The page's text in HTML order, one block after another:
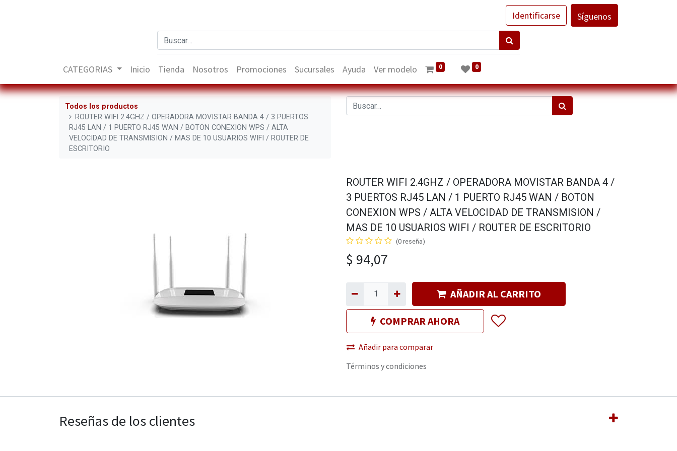
Identificarse Síguenos
CATEGORIAS Inicio Tienda Nosotros Promociones Sucursales Ayuda Ver modelo 0 0
Todos los productos
ROUTER WIFI 2.4GHZ / OPERADORA MOVISTAR BANDA 4 / 3 PUERTOS
RJ45 LAN / 1 PUERTO RJ45 WAN / BOTON CONEXION WPS / ALTA
VELOCIDAD DE TRANSMISION / MAS DE 10 USUARIOS WIFI / ROUTER DE
ESCRITORIO
ROUTER WIFI 2.4GHZ / OPERADORA MOVISTAR BANDA 4 /
3 PUERTOS RJ45 LAN / 1 PUERTO RJ45 WAN / BOTON
CONEXION WPS / ALTA VELOCIDAD DE TRANSMISION /
MAS DE 10 USUARIOS WIFI / ROUTER DE ESCRITORIO
(0 reseña)
$ 94,07
AÑADIR AL CARRITO
COMPRAR AHORA
Añadir para comparar
Términos y condiciones
Reseñas de los clientes